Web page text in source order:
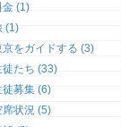
金 (1)
(1)
京をガイドする (3)
徒たち (33)
徒募集 (6)
席状況 (5)